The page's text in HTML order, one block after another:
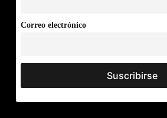
Correo electrónico